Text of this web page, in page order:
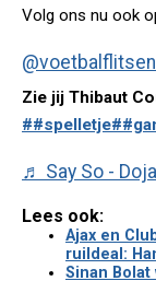
Volg ons nu ook
Zie jij Thibaut
##spelletje
♬ Say So -
Lees ook:
Ajax en
ruildeal:
Sinan Bolat